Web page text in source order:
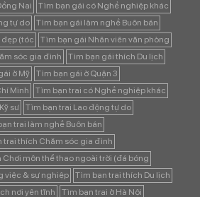
Nai
Tìm bạn gái có Nghề nghiệp khác
tự do
Tìm bạn gái làm nghề Buôn bán
(tóc
Tìm bạn gái Nhân viên văn phòng
sóc gia đình
Tìm bạn gái thích Du lịch
ở Mỹ
Tìm bạn gái ở Quận 3
Minh
Tìm bạn trai có Nghề nghiệp khác
sư
Tìm bạn trai Lao động tự do
trai làm nghề Buôn bán
trai thích Chăm sóc gia đình
môn thể thao ngoài trời (đá bóng
việc & sự nghiệp
Tìm bạn trai thích Du lịch
nơi yên tĩnh
Tìm bạn trai ở Hà Nội